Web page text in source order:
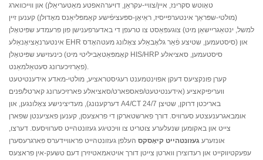
טאָוטש סקרינז, איין/צוויי-עקראַן, דויערהאפטע מאַטעריאַלן) און ווייכווארג
(מולטי-שפּראַך אינטערפייסיז, ראַיאָן-ספּעציפֿישע קאַמפּליאַנס מאָדולן) קענען זיין
צוגעפּאַסט צו טרעפן די באדערפענישן פון פרעמדע שפּיטאָלן (למשל, ינטאַגריישאַן מיט
אינטערנאַציאָנאַלע EHR סיסטעמען, שטיצע פֿאַר גלאָבאַלע צאָלונג מעטהאָדס) און
כינעזישע שפּיטאָלן (קאָמפּאַטאַביליטי מיט HIS/HRP סיסטעמען, סאציאלע
פאַרזיכערונג סעטאַלמאַנט).
קערן פונקציעס דעקן אפוינטמענט רעגיסטראציע, מולטי-מאדע אידענטיטעט
וועריפיקאציע (אידענטיטעט/פאספארט/סאציאלע פארזיכערונג קארטל/פנים
דערקענונג), מעדיצינישע צאָלונגען, און A4/CT באריכטן דרוקן, שטיצן 24/7
אומבאגרענעצטע סערוויס. דורך פארשטארקן די פראצעסן, קענען פאציענטן שפארן
צייט און באקומען שנעלערע צוטריט צו וויכטיגע געזונטהייט סערוויסעס. דערצו,
אונזערע געזונטהייט קיאָסקס העלפן געזונטהייט פראוויידערס פארגרעסערן
עפעקטיווקייט און רעדוצירן ווארטן צייטן דורך אויטאמאטיזירן דעם טשעק-אין פראצעס